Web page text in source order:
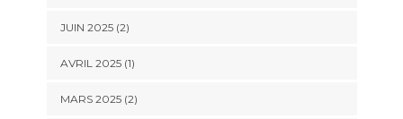
JUIN 2025(2)
AVRIL 2025(1)
MARS 2025(2)